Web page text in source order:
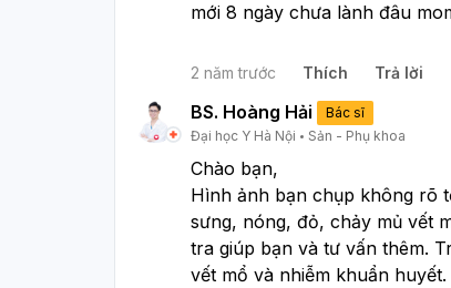
mới 8 ngày chưa lành đâu
2 năm trước Thích Trả lời
BS. Hoàng Hải
Bác sĩ
Đại học Y Hà Nội
Sản - Phụ khoa
Chào bạn,
Hình ảnh bạn chụp không rõ
sưng, nóng, đỏ, chảy mủ vết
tra giúp bạn và tư vấn thêm.
vết mổ và nhiễm khuẩn huyết.